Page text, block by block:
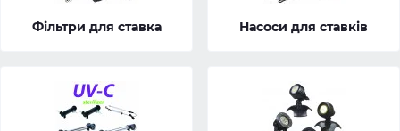
Фільтри для ставка Насоси для ставків